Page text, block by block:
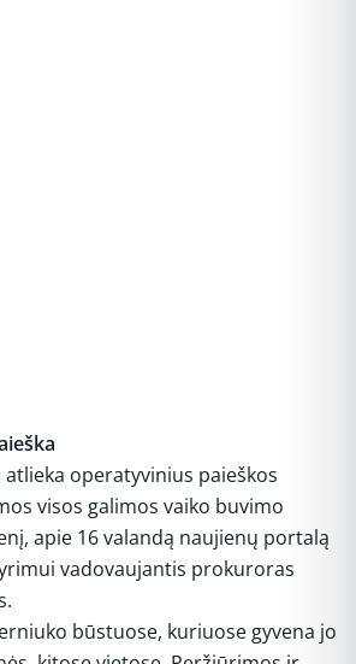
operatyvinius paieškos
visos galimos vaiko buvimo
apie 16 valandą naujienų portalą
vadovaujantis prokuroras
būstuose, kuriuose gyvena jo